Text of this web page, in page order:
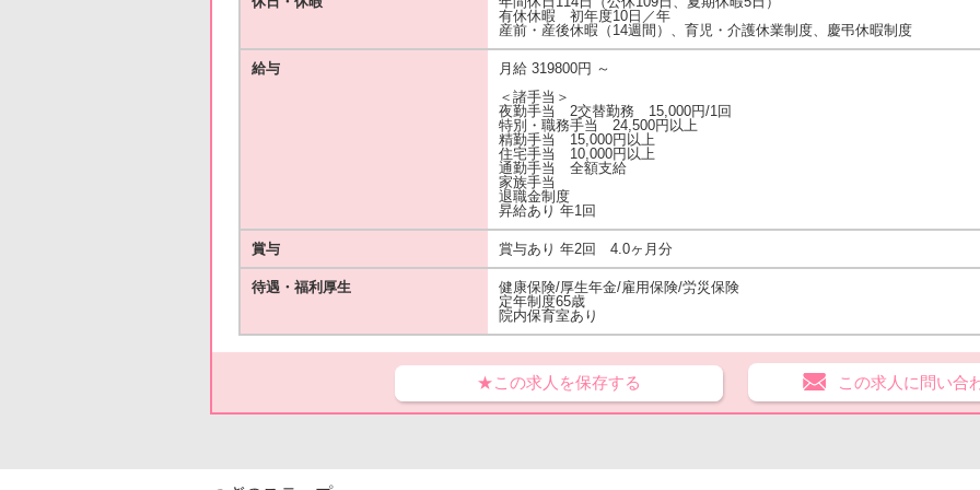
有休休暇 初年度10日／年
産前・産後休暇（14週間）、育児・介護休業制度、慶弔休暇制度
給与
月給 319800円 ～
＜諸手当＞
夜勤手当 2交替勤務 15,000円/1回
特別・職務手当 24,500円以上
精勤手当 15,000円以上
住宅手当 10,000円以上
通勤手当 全額支給
家族手当
退職金制度
昇給あり 年1回
賞与 賞与あり 年2回 4.0ヶ月分
待遇・福利厚生
健康保険/厚生年金/雇用保険/労災保険
定年制度65歳
院内保育室あり
★この求人を保存する この求人に問い合